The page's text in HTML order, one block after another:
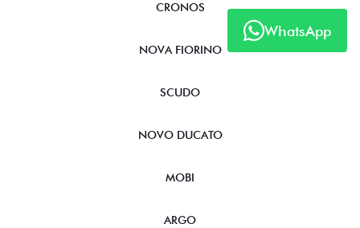
WhatsApp
CRONOS
NOVA FIORINO
SCUDO
NOVO DUCATO
MOBI
ARGO